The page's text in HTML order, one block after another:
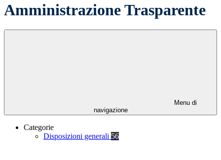
Amministrazione Trasparente
Menu di
navigazione
Categorie
Disposizioni generali 56